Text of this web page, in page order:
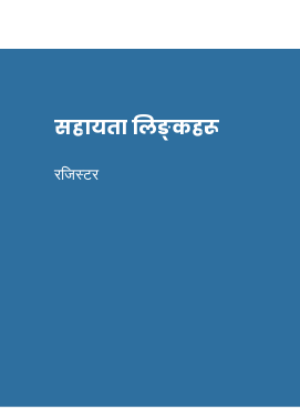
सहायता लिङ्कहरू
रजिस्टर